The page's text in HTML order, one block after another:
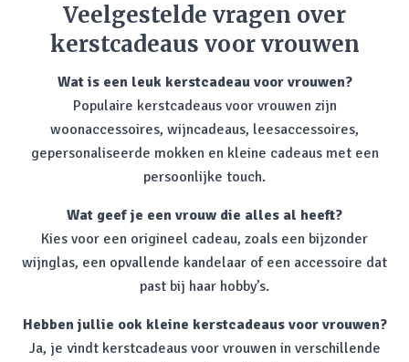
Veelgestelde vragen over
kerstcadeaus voor vrouwen
Wat is een leuk kerstcadeau voor vrouwen?
Populaire kerstcadeaus voor vrouwen zijn
woonaccessoires, wijncadeaus, leesaccessoires,
gepersonaliseerde mokken en kleine cadeaus met een
persoonlijke touch.
Wat geef je een vrouw die alles al heeft?
Kies voor een origineel cadeau, zoals een bijzonder
wijnglas, een opvallende kandelaar of een accessoire dat
past bij haar hobby’s.
Hebben jullie ook kleine kerstcadeaus voor vrouwen?
Ja, je vindt kerstcadeaus voor vrouwen in verschillende